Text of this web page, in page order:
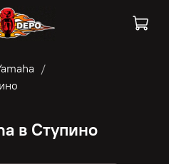
в Ступино